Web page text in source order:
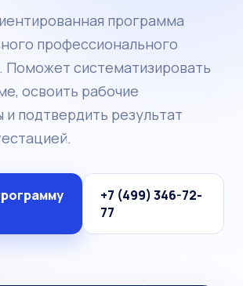
программа
профессионального
Поможет систематизировать
освоить рабочие
подтвердить результат
+7 (499) 346-72-
77